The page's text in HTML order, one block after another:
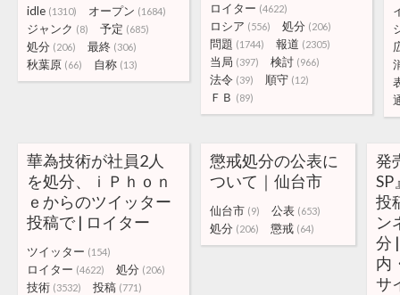
idle (1310) オープン (1684)
ジャンク (8) 予定 (685)
処分 (206) 最終 (306)
秋葉原 (66) 自称 (13)
ロイター (4622)
ロシア (556) 処分 (206)
問題 (1744) 報道 (2305)
当局 (397) 検討 (966)
法令 (39) 順守 (12)
ＦＢ (89)
華為技術が社員2人
を処分、ｉＰｈｏｎ
ｅからのツイッター
投稿で | ロイター
ツイッター (154)
ロイター (4622) 処分 (206)
技術 (3532) 投稿 (771)
懲戒処分の公表に
ついて｜仙台市
仙台市 (9) 公表 (653)
処分 (206) 懲戒 (64)
発
投
ン
分
内
サ